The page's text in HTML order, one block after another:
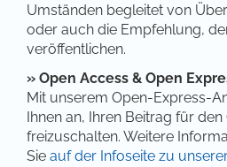
Umständen begleitet von
oder auch die Empfehlung,
veröffentlichen.
» Open Access & Open
Mit unserem Open-Express-
Ihnen an, Ihren Beitrag für
freizuschalten. Weitere
Sie auf der Infoseite zu